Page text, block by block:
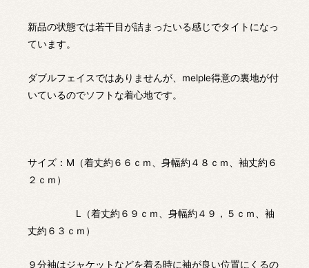
新品の状態では若干目が詰まったいる感じでタイトになっ
ています。
ダブルフェイスではありませんが、melple得意の裏地が付
いているのでソフトな着心地です。
サイズ：M（着丈約６６ｃｍ、身幅約４８ｃｍ、袖丈約６
２ｃｍ）
L（着丈約６９ｃｍ、身幅約４９，５ｃｍ、袖
丈約６３ｃｍ）
９分袖はジャケットなどを着る時に袖が良い位置にくるの